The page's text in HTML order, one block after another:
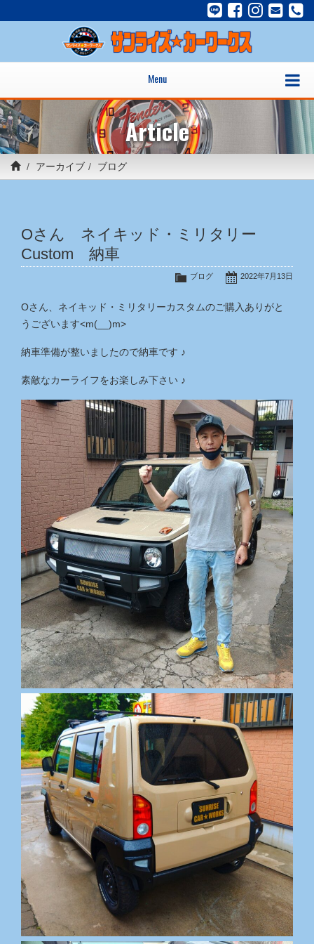
Menu
Article
アーカイブ ブログ
Oさん ネイキッド・ミリタリー
Custom 納車
2022年7月13日
ブログ
Oさん、ネイキッド・ミリタリーカスタムのご購入ありがと
うございます<m(__)m>
納車準備が整いましたので納車です ♪
素敵なカーライフをお楽しみ下さい ♪